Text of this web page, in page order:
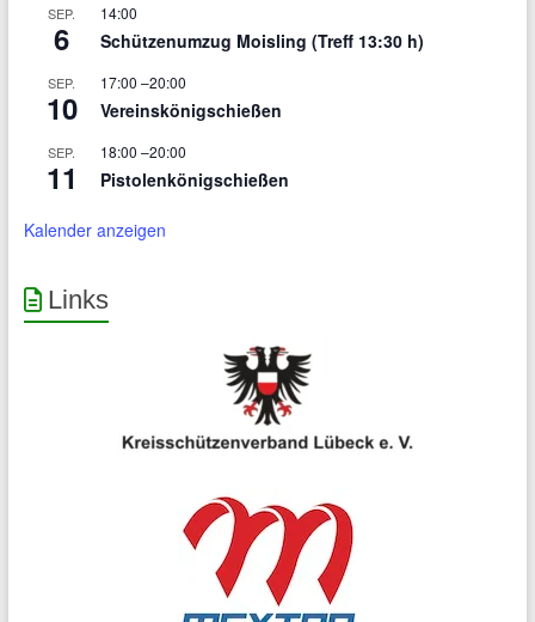
SEP.
6
14:00
Schützenumzug Moisling (Treff 13:30 h)
SEP.
10
17:00 –20:00
Vereinskönigschießen
SEP.
11
18:00 –20:00
Pistolenkönigschießen
Kalender anzeigen
Links